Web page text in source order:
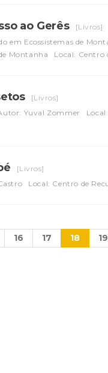
ao Gerês
[Livros]
em Ecossistemas de
Montanha
Local: Centro
[Livros]
Yuval Zommer
[Livros]
Local: Centro de
16 17 18 19